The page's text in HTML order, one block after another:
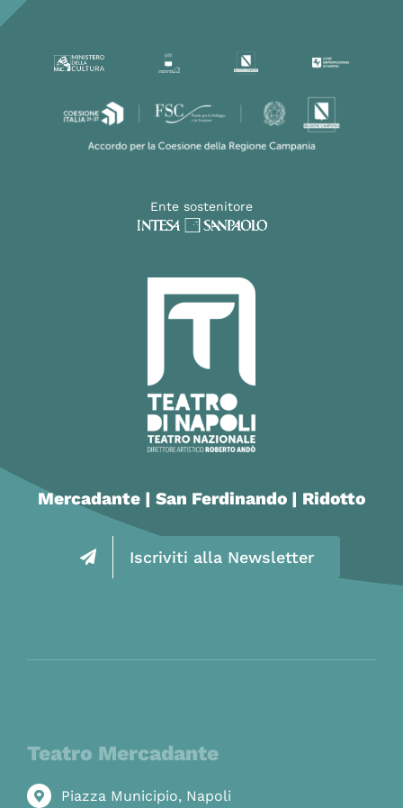
Ente sostenitore
Mercadante | San Ferdinando | Ridotto
Iscriviti alla Newsletter
Teatro Mercadante
Piazza Municipio, Napoli